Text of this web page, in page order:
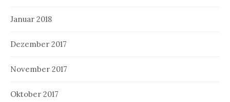
Januar 2018
Dezember 2017
November 2017
Oktober 2017